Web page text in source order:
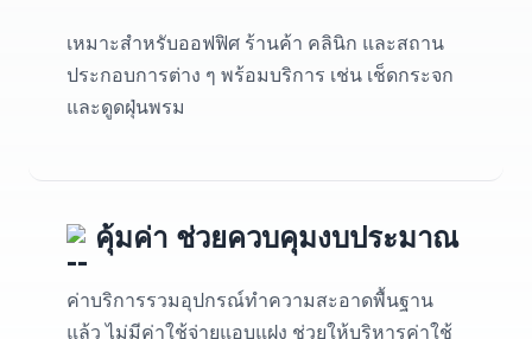
เหมาะสำหรับออฟฟิศ ร้านค้า คลินิก และสถาน
ประกอบการต่าง ๆ พร้อมบริการ เช่น เช็ดกระจก
และดูดฝุ่นพรม
คุ้มค่า ช่วยควบคุมงบประมาณ
ค่าบริการรวมอุปกรณ์ทำความสะอาดพื้นฐาน
แล้ว ไม่มีค่าใช้จ่ายแอบแฝง ช่วยให้บริหารค่าใช้